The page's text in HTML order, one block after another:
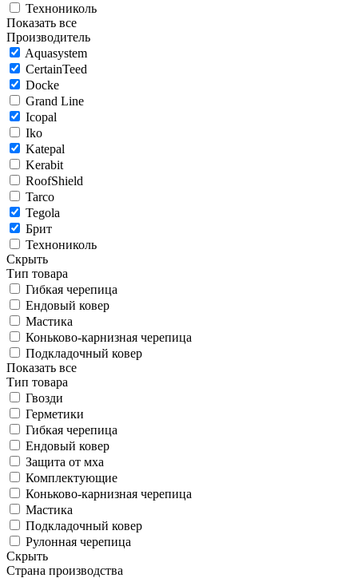
Технониколь
Показать все
Производитель
Aquasystem
CertainTeed
Docke
Grand Line
Icopal
Iko
Katepal
Kerabit
RoofShield
Tarco
Tegola
Брит
Технониколь
Скрыть
Тип товара
Гибкая черепица
Ендовый ковер
Мастика
Коньково-карнизная черепица
Подкладочный ковер
Показать все
Тип товара
Гвозди
Герметики
Гибкая черепица
Ендовый ковер
Защита от мха
Комплектующие
Коньково-карнизная черепица
Мастика
Подкладочный ковер
Рулонная черепица
Скрыть
Страна производства